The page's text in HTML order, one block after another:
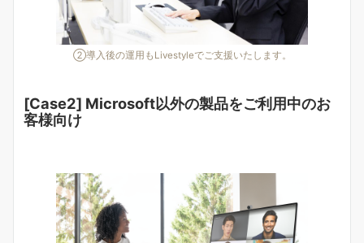
②導入後の運用もLivestyleでご支援いたします。
[Case2] Microsoft以外の製品をご利用中のお
客様向け